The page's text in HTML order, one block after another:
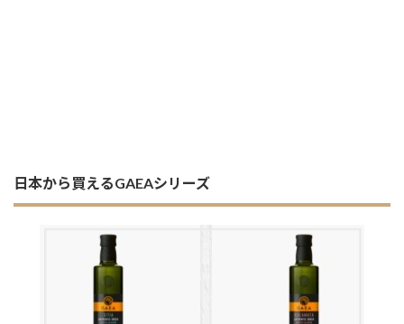
日本から買えるGAEAシリーズ